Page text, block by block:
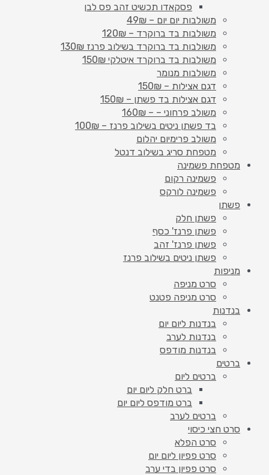
פסקאדו תכשיט זהב פס לבן
משולבות יום יום – 49₪
משולבות בד ברוקרד – 120₪
משולבות בד ברוקרד בשילוב פרנז 130₪
משולבות בד ברוקרד איטלקי 150₪
משולבות מנומר
דגם אצילות – 150₪
דגם אצילות בד פשתן – 150₪
משולב פרחוני – – 160₪
בד פשתן ניטים בשילוב פרנז – 100₪
משולב פרימיום יהלום
מטפחת סריג בשילוב דנטל
מטפחת פשמינה
פשמינה רקום
פשמינה לורקס
פשתן
פשתן חלק
פשתן פרנז' כסף
פשתן פרנז' זהב
פשתן ניטים בשילוב פרנז
מניפות
סרט מניפה
סרט מניפה פטנט
בנדנות
בנדנות ליום יום
בנדנות לערב
בנדנות מודפס
ברטים
ברטים ליום
ברט חלק ליום יום
ברט מודפס ליום יום
ברטים לערב
סרט חצי כיסוי
סרט הפלא
סרט פפיון ליום יום
סרט פפיון בדי ערב